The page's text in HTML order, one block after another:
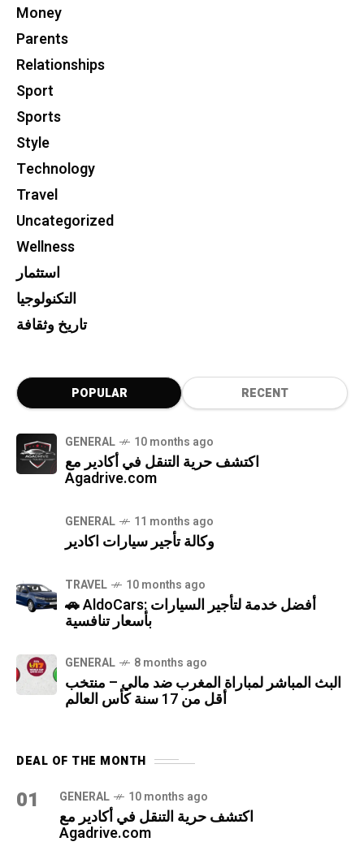
Money
Parents
Relationships
Sport
Sports
Style
Technology
Travel
Uncategorized
Wellness
استثمار
التكنولوجيا
تاريخ وثقافة
POPULAR RECENT
GENERAL 10 months ago
اكتشف حرية التنقل في أكادير مع
Agadrive.com
GENERAL 11 months ago
وكالة تأجير سيارات اكادير
TRAVEL 10 months ago
🚗 AldoCars: أفضل خدمة لتأجير السيارات
بأسعار تنافسية
GENERAL 8 months ago
البث المباشر لمباراة المغرب ضد مالي – منتخب
أقل من 17 سنة كأس العالم
DEAL OF THE MONTH
01 GENERAL 10 months ago
اكتشف حرية التنقل في أكادير مع
Agadrive.com